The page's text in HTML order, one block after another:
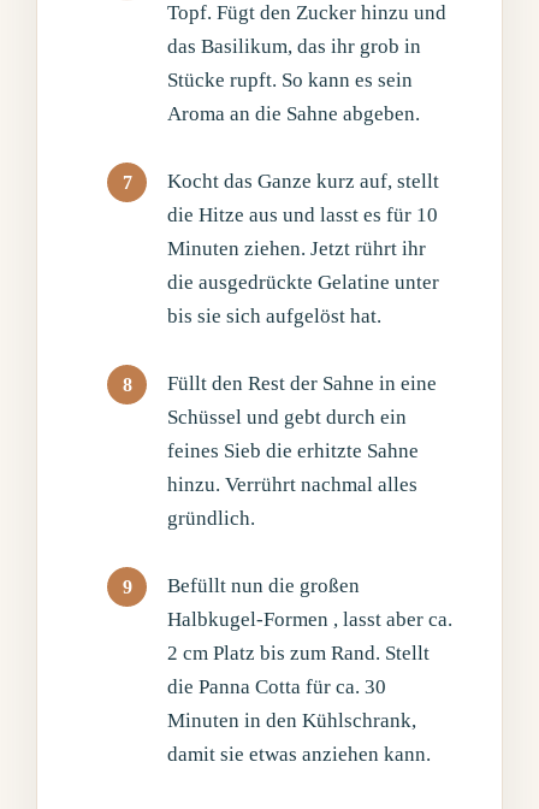
Topf. Fügt den Zucker hinzu und
das Basilikum, das ihr grob in
Stücke rupft. So kann es sein
Aroma an die Sahne abgeben.
Kocht das Ganze kurz auf, stellt
die Hitze aus und lasst es für 10
Minuten ziehen. Jetzt rührt ihr
die ausgedrückte Gelatine unter
bis sie sich aufgelöst hat.
Füllt den Rest der Sahne in eine
Schüssel und gebt durch ein
feines Sieb die erhitzte Sahne
hinzu. Verrührt nachmal alles
gründlich.
Befüllt nun die großen
Halbkugel-Formen , lasst aber ca.
2 cm Platz bis zum Rand. Stellt
die Panna Cotta für ca. 30
Minuten in den Kühlschrank,
damit sie etwas anziehen kann.